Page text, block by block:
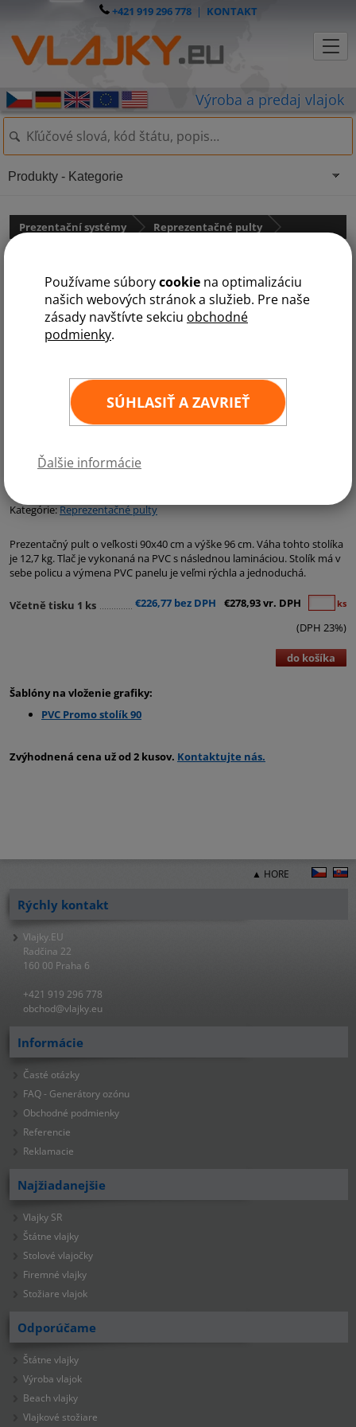
Používame súborycookie na optimalizáciu
našich webových stránok a služieb. Pre naše
zásady navštívte sekciu obchodné
podmienky.
SÚHLASIŤ A ZAVRIEŤ
Ďalšie informácie
+421 919 296 778| KONTAKT
Prezentační systémy Reprezentačné pulty
Kategórie:Reprezentačné pulty
Prezentačný pult o veľkosti 90x40 cm a výške 96 cm. Váha tohto stolíka
je 12,7 kg. Tlač je vykonaná na PVC s následnou lamináciou. Stolík má v
sebe policu a výmena PVC panelu je veľmi rýchla a jednoduchá.
Včetně tisku 1 ks €226,77 bez DPH €278,93 vr. DPH ks
(DPH 23%)
do košíka
Šablóny na vloženie grafiky:
PVC Promo stolík 90
Zvýhodnená cena už od 2 kusov. Kontaktujte nás.
Produkty - Kategorie
▲ HORE
Rýchly kontakt
Vlajky.EU
Radčina 22
160 00 Praha 6
+421 919 296 778
obchod@vlajky.eu
Informácie
Časté otázky
FAQ - Generátory ozónu
Obchodné podmienky
Referencie
Reklamacie
Najžiadanejšie
Vlajky SR
Štátne vlajky
Stolové vlajočky
Firemné vlajky
Stožiare vlajok
Odporúčame
Štátne vlajky
Výroba vlajok
Beach vlajky
Vlajkové stožiare